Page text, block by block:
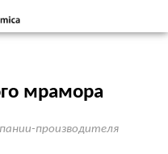
мрамора
производителя